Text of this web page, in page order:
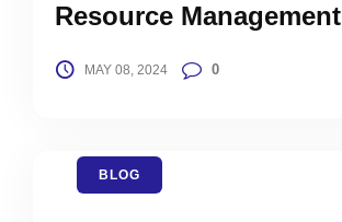
Resource Management
MAY 08, 2024 0
BLOG